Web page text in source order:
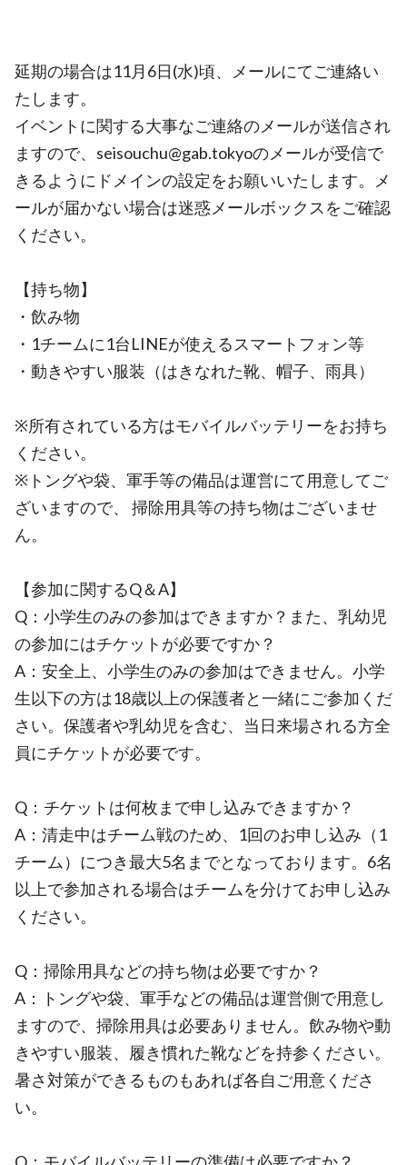
延期の場合は11月6日(水)頃、メールにてご連絡い
たします。
イベントに関する大事なご連絡のメールが送信され
ますので、seisouchu@gab.tokyoのメールが受信で
きるようにドメインの設定をお願いいたします。メ
ールが届かない場合は迷惑メールボックスをご確認
ください。
【持ち物】
・飲み物
・1チームに1台LINEが使えるスマートフォン等
・動きやすい服装（はきなれた靴、帽子、雨具）
※所有されている方はモバイルバッテリーをお持ち
ください。
※トングや袋、軍手等の備品は運営にて用意してご
ざいますので、 掃除用具等の持ち物はございませ
ん。
【参加に関するQ＆A】
Q：小学生のみの参加はできますか？また、乳幼児
の参加にはチケットが必要ですか？
A：安全上、小学生のみの参加はできません。小学
生以下の方は18歳以上の保護者と一緒にご参加くだ
さい。保護者や乳幼児を含む、当日来場される方全
員にチケットが必要です。
Q：チケットは何枚まで申し込みできますか？
A：清走中はチーム戦のため、1回のお申し込み（1
チーム）につき最大5名までとなっております。6名
以上で参加される場合はチームを分けてお申し込み
ください。
Q：掃除用具などの持ち物は必要ですか？
A：トングや袋、軍手などの備品は運営側で用意し
ますので、掃除用具は必要ありません。飲み物や動
きやすい服装、履き慣れた靴などを持参ください。
暑さ対策ができるものもあれば各自ご用意くださ
い。